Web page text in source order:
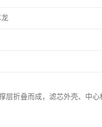
龙
层折叠而成，滤芯外壳、